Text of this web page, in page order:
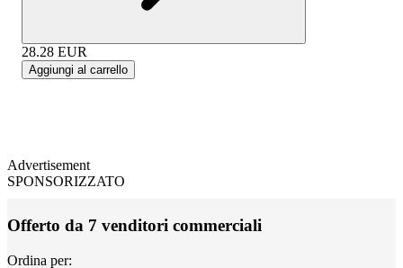
28.28 EUR
Aggiungi al carrello
Advertisement
SPONSORIZZATO
Offerto da 7 venditori commerciali
Ordina per: